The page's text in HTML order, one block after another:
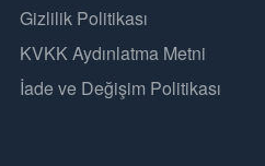
Gizlilik Politikası
KVKK Aydınlatma Metni
İade ve Değişim Politikası